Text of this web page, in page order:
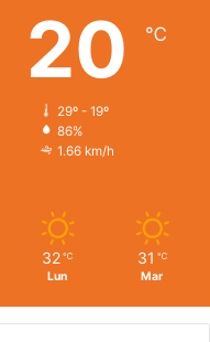
20 ℃
29º - 19º
86%
1.66 km/h
32 ℃
Lun
31 ℃
Mar